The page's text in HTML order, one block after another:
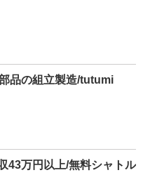
品の組立製造/tutumi
43万円以上/無料シャトル